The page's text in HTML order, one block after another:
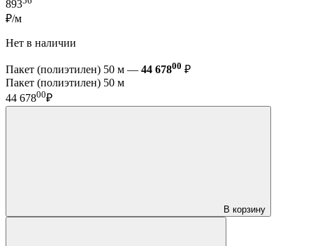
893
₽/м
Нет в наличии
Пакет (полиэтилен) 50 м — 44 67800 ₽
Пакет (полиэтилен) 50 м
44 67800₽
В корзину